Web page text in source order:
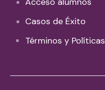
Casos de Éxito
Términos y Políticas